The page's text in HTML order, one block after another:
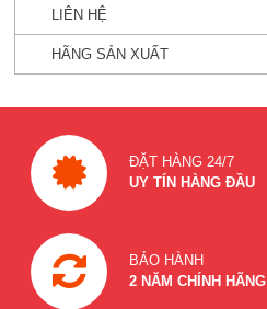
LIÊN HỆ
HÃNG SẢN XUẤT
ĐẶT HÀNG 24/7
UY TÍN HÀNG ĐẦU
BẢO HÀNH
2 NĂM CHÍNH HÃNG